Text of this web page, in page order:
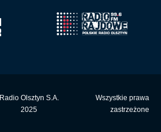
Radio Olsztyn S.A.
2025
Wszystkie prawa
zastrzeżone